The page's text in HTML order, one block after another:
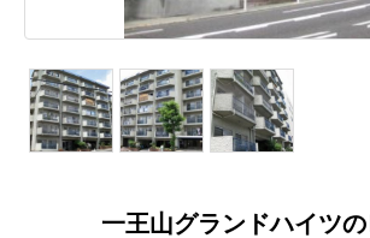
一王山グランドハイツの